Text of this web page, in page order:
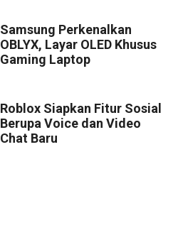
Samsung Perkenalkan
OBLYX, Layar OLED Khusus
Gaming Laptop
Roblox Siapkan Fitur Sosial
Berupa Voice dan Video
Chat Baru